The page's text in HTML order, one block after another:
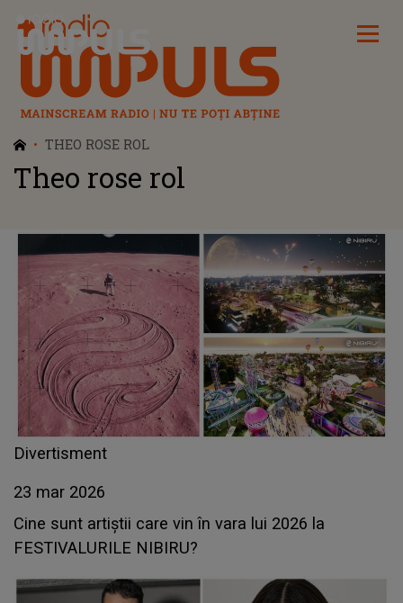
Radio Impuls
THEO ROSE ROL
Theo rose rol
Divertisment
23 mar 2026
Cine sunt artiștii care vin în vara lui 2026 la
FESTIVALURILE NIBIRU?